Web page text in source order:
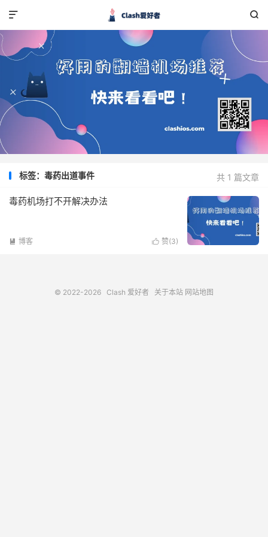


共 1 篇文章
标签：毒药出道事件
毒药机场打不开解决办法
 赞(3)
 博客
© 2022-2026 Clash 爱好者 关于本站 网站地图